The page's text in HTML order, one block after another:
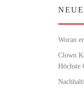
Woran
Clown
Höchste